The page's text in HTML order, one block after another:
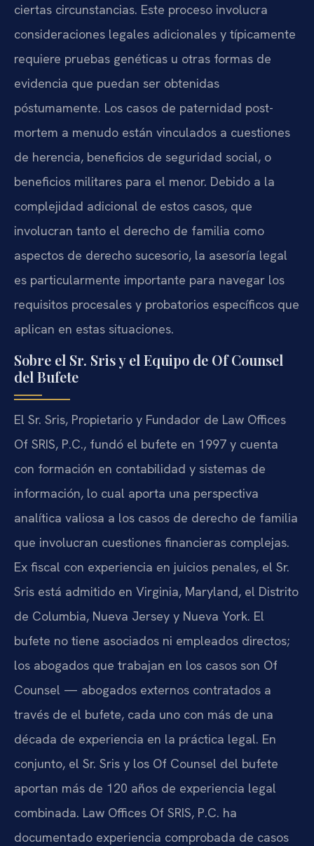
ciertas circunstancias. Este proceso involucra
consideraciones legales adicionales y típicamente
requiere pruebas genéticas u otras formas de
evidencia que puedan ser obtenidas
póstumamente. Los casos de paternidad post-
mortem a menudo están vinculados a cuestiones
de herencia, beneficios de seguridad social, o
beneficios militares para el menor. Debido a la
complejidad adicional de estos casos, que
involucran tanto el derecho de familia como
aspectos de derecho sucesorio, la asesoría legal
es particularmente importante para navegar los
requisitos procesales y probatorios específicos que
aplican en estas situaciones.
Sobre el Sr. Sris y el Equipo de Of Counsel
del Bufete
El Sr. Sris, Propietario y Fundador de Law Offices
Of SRIS, P.C., fundó el bufete en 1997 y cuenta
con formación en contabilidad y sistemas de
información, lo cual aporta una perspectiva
analítica valiosa a los casos de derecho de familia
que involucran cuestiones financieras complejas.
Ex fiscal con experiencia en juicios penales, el Sr.
Sris está admitido en Virginia, Maryland, el Distrito
de Columbia, Nueva Jersey y Nueva York. El
bufete no tiene asociados ni empleados directos;
los abogados que trabajan en los casos son Of
Counsel — abogados externos contratados a
través de el bufete, cada uno con más de una
década de experiencia en la práctica legal. En
conjunto, el Sr. Sris y los Of Counsel del bufete
aportan más de 120 años de experiencia legal
combinada. Law Offices Of SRIS, P.C. ha
documentado experiencia comprobada de casos